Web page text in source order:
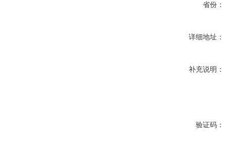
省份：
详细地址：
补充说明：
验证码：